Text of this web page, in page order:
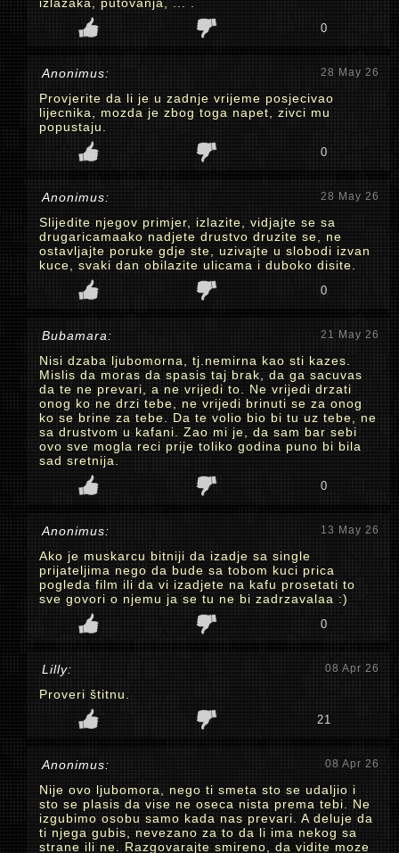
0
Anonimus: 28 May 26
Provjerite da li je u zadnje vrijeme posjecivao
lijecnika, mozda je zbog toga napet, zivci mu
popustaju.
0
Anonimus: 28 May 26
Slijedite njegov primjer, izlazite, vidjajte se sa
drugaricamaako nadjete drustvo druzite se, ne
ostavljajte poruke gdje ste, uzivajte u slobodi izvan
kuce, svaki dan obilazite ulicama i duboko disite.
0
Bubamara: 21 May 26
Nisi dzaba ljubomorna, tj.nemirna kao sti kazes.
Mislis da moras da spasis taj brak, da ga sacuvas
da te ne prevari, a ne vrijedi to. Ne vrijedi drzati
onog ko ne drzi tebe, ne vrijedi brinuti se za onog
ko se brine za tebe. Da te volio bio bi tu uz tebe, ne
sa drustvom u kafani. Zao mi je, da sam bar sebi
ovo sve mogla reci prije toliko godina puno bi bila
sad sretnija.
0
Anonimus: 13 May 26
Ako je muskarcu bitniji da izadje sa single
prijateljima nego da bude sa tobom kuci prica
pogleda film ili da vi izadjete na kafu prosetati to
sve govori o njemu ja se tu ne bi zadrzavalaa :)
0
Lilly: 08 Apr 26
Proveri štitnu.
21
Anonimus: 08 Apr 26
Nije ovo ljubomora, nego ti smeta sto se udaljio i
sto se plasis da vise ne oseca nista prema tebi. Ne
izgubimo osobu samo kada nas prevari. A deluje da
ti njega gubis, nevezano za to da li ima nekog sa
strane ili ne. Razgovarajte smireno, da vidite moze